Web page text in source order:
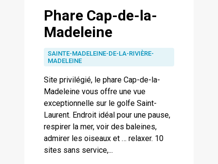
Phare Cap-de-la-
Madeleine
SAINTE-MADELEINE-DE-LA-RIVIÈRE-
MADELEINE
Site privilégié, le phare Cap-de-la-
Madeleine vous offre une vue
exceptionnelle sur le golfe Saint-
Laurent. Endroit idéal pour une pause,
respirer la mer, voir des baleines,
admirer les oiseaux et … relaxer. 10
sites sans service,...